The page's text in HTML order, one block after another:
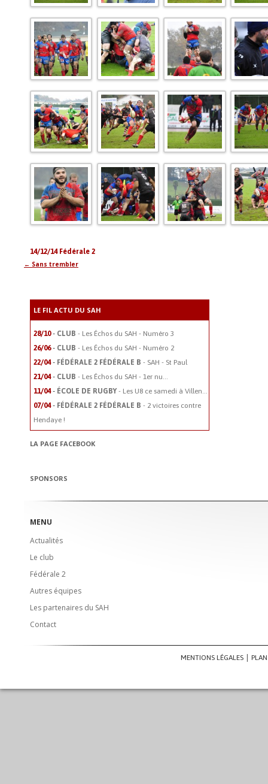
14/12/14 Fédérale 2
Navigation
articles
← Sans trembler
LE FIL ACTU DU SAH
28/10 - CLUB - Les Échos du SAH - Numéro 3
26/06 - CLUB - Les Échos du SAH - Numéro 2
22/04 - FÉDÉRALE 2 FÉDÉRALE B - SAH - St Paul
21/04 - CLUB - Les Échos du SAH - 1er nu...
11/04 - ÉCOLE DE RUGBY - Les U8 ce samedi à Villen...
07/04 - FÉDÉRALE 2 FÉDÉRALE B - 2 victoires contre
Hendaye !
LA PAGE FACEBOOK
SPONSORS
MENU
Actualités
Le club
Fédérale 2
Autres équipes
Les partenaires du SAH
Contact
MENTIONS LÉGALES